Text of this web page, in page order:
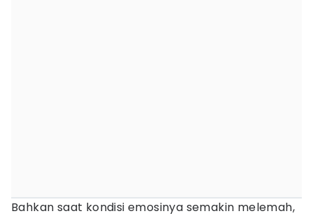
Bahkan saat kondisi emosinya semakin melemah,